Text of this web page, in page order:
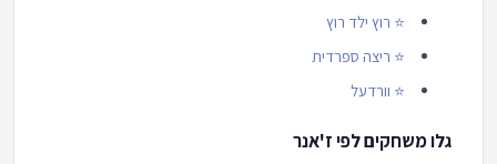
⭐ רוץ ילד רוץ
⭐ ריצה ספרדית
⭐ וורדעל
גלו משחקים לפי ז'אנר